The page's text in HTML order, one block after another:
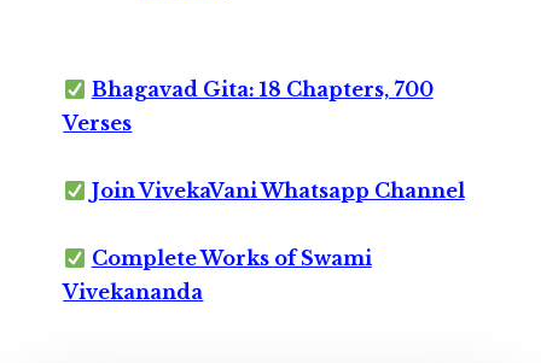
Bhagavad Gita: 18 Chapters, 700
Verses
Join VivekaVani Whatsapp Channel
Complete Works of Swami
Vivekananda